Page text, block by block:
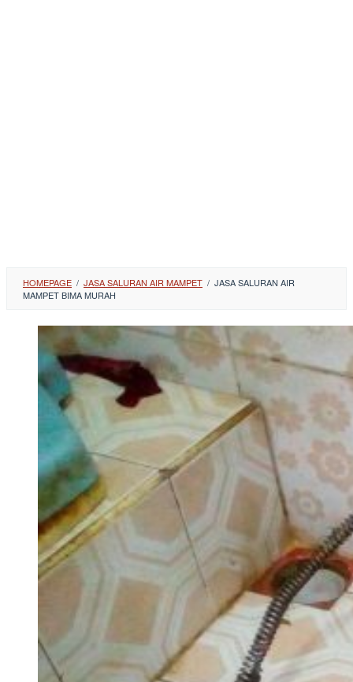
HOMEPAGE / JASA SALURAN AIR MAMPET / JASA SALURAN AIR
MAMPET BIMA MURAH